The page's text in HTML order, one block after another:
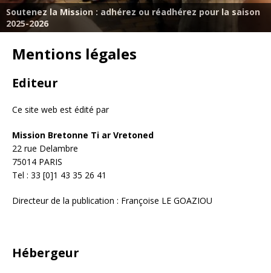
Soutenez la Mission : adhérez ou réadhérez pour la saison
2025-2026
Mentions légales
Editeur
Ce site web est édité par
Mission Bretonne Ti ar Vretoned
22 rue Delambre
75014 PARIS
Tel : 33 [0]1 43 35 26 41
Directeur de la publication : Françoise LE GOAZIOU
Hébergeur